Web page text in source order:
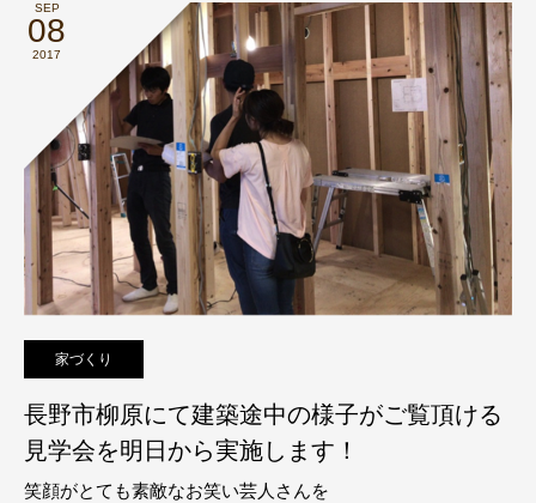
SEP
08
2017
家づくり
長野市柳原にて建築途中の様子がご覧頂ける
見学会を明日から実施します！
笑顔がとても素敵なお笑い芸人さんを